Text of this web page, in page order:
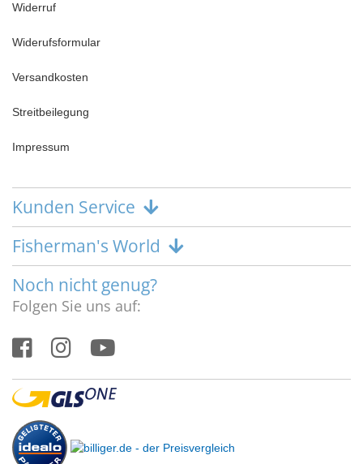
Widerruf
Widerufsformular
Versandkosten
Streitbeilegung
Impressum
Kunden Service
Fisherman's World
Noch nicht genug?
Folgen Sie uns auf: